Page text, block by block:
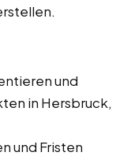
und
in Hersbruck,
und Fristen